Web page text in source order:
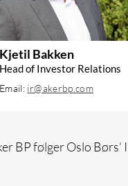
Kjetil Bakken
Head of Investor Relations
Email: ir@akerbp.com
IR function since 2018.
BP følger Oslo Børs’